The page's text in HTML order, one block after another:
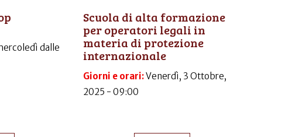
dalle
Scuola di alta formazione
per operatori legali in
materia di protezione
internazionale
Giorni e orari:Venerdì, 3 Ottobre,
2025 - 09:00